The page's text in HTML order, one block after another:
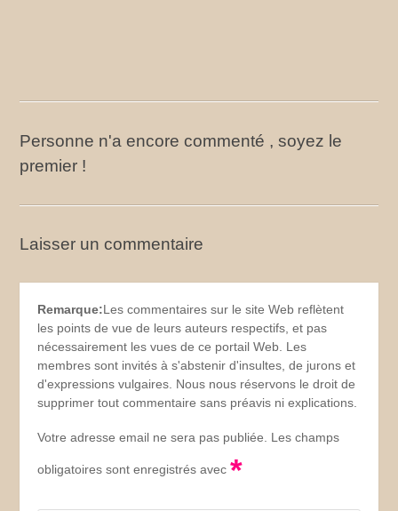
Personne n'a encore commenté , soyez le
premier !
Laisser un commentaire
Remarque:Les commentaires sur le site Web reflètent
les points de vue de leurs auteurs respectifs, et pas
nécessairement les vues de ce portail Web. Les
membres sont invités à s'abstenir d'insultes, de jurons et
d'expressions vulgaires. Nous nous réservons le droit de
supprimer tout commentaire sans préavis ni explications.
Votre adresse email ne sera pas publiée. Les champs
obligatoires sont enregistrés avec*